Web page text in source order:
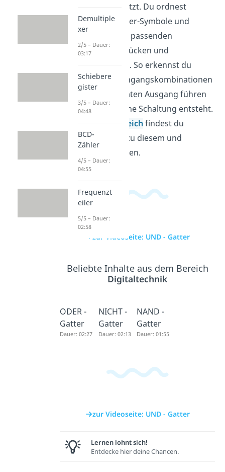
Schaltungen genutzt. Du ordnest
verschiedene Gatter-Symbole und
verknüpfst sie mit passenden
booleschen Ausdrücken und
Wahrheitstabellen. So erkennst du
schnell, welche Eingangskombinationen
zu einem bestimmten Ausgang führen
und wie daraus eine Schaltung entsteht.
Informatikbereich findest du
passende Videos zu diesem und
verwandten Themen.
zur Videoseite: UND - Gatter
Beliebte Inhalte aus dem Bereich
Digitaltechnik
ODER -
Gatter
Dauer: 02:27
NICHT -
Gatter
Dauer: 02:13
NAND -
Gatter
Dauer: 01:55
zur Videoseite: UND - Gatter
Lernen lohnt sich!
Entdecke hier deine Chancen.
Demultiple
xer
2/5 – Dauer:
03:17
Schiebere
gister
3/5 – Dauer:
04:48
BCD-
Zähler
4/5 – Dauer:
04:55
Frequenzt
eiler
5/5 – Dauer:
02:58